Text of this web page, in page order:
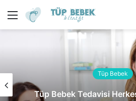
Menü
Tüp Bebek
Tüp Bebek Tedavisi